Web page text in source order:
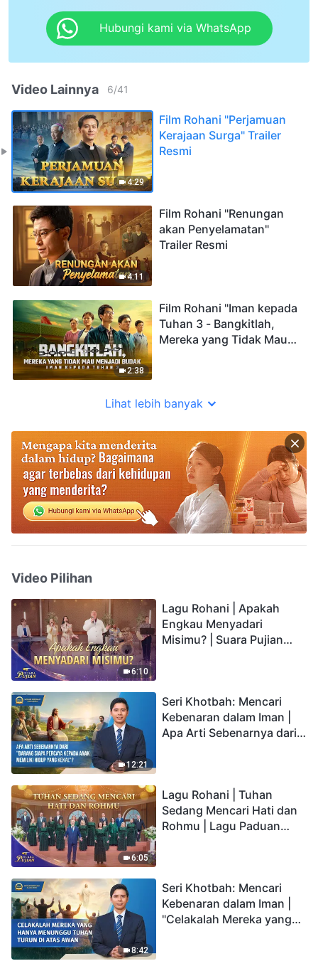
Hubungi kami via WhatsApp
Video Lainnya 6/41
4:29
Film Rohani "Perjamuan
Kerajaan Surga" Trailer
Resmi
4:11
Film Rohani "Renungan
akan Penyelamatan"
Trailer Resmi
2:38
Film Rohani "Iman kepada
Tuhan 3 - Bangkitlah,
Mereka yang Tidak Mau
Lihat lebih banyak
Video Pilihan
6:10
Lagu Rohani | Apakah
Engkau Menyadari
Misimu? | Suara Pujian
12:21
Seri Khotbah: Mencari
Kebenaran dalam Iman |
Apa Arti Sebenarnya dari
6:05
Lagu Rohani | Tuhan
Sedang Mencari Hati dan
Rohmu | Lagu Paduan
8:42
Seri Khotbah: Mencari
Kebenaran dalam Iman |
"Celakalah Mereka yang